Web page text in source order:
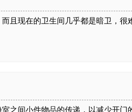
且现在的卫生间几乎都是暗卫
间小件物品的传递，以减少开门